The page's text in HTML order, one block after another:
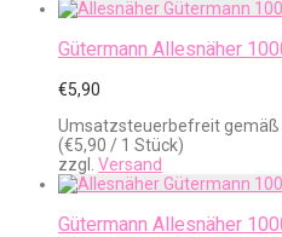
Gütermann Allesnäher
€5,90
Umsatzsteuerbefreit gemäß
(€5,90 / 1 Stück)
zzgl. Versand
Gütermann Allesnäher